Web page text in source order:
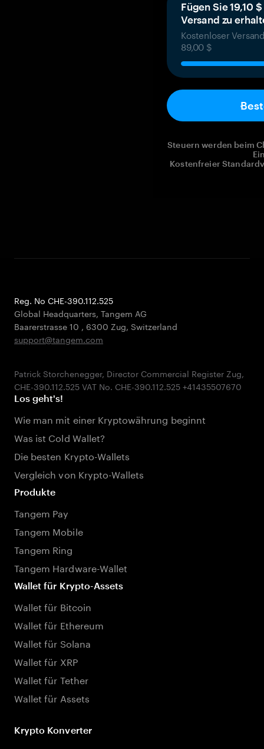
Fügen Sie 19,10
Versand zu
Kostenloser
89,00 $
Steuern werden beim
Kostenfreier
Reg. No CHE-390.112.525
Global Headquarters, Tangem AG
Baarerstrasse 10 , 6300 Zug, Switzerland
support@tangem.com
Patrick Storchenegger, Director Commercial Register Zug,
Los geht's!
Wie man mit einer Kryptowährung beginnt
Was ist Cold Wallet?
Die besten Krypto-Wallets
Vergleich von Krypto-Wallets
Produkte
Tangem Pay
Tangem Mobile
Tangem Ring
Tangem Hardware-Wallet
Wallet für Krypto-Assets
Wallet für Bitcoin
Wallet für Ethereum
Wallet für Solana
Wallet für XRP
Wallet für Tether
Wallet für Assets
Krypto Konverter